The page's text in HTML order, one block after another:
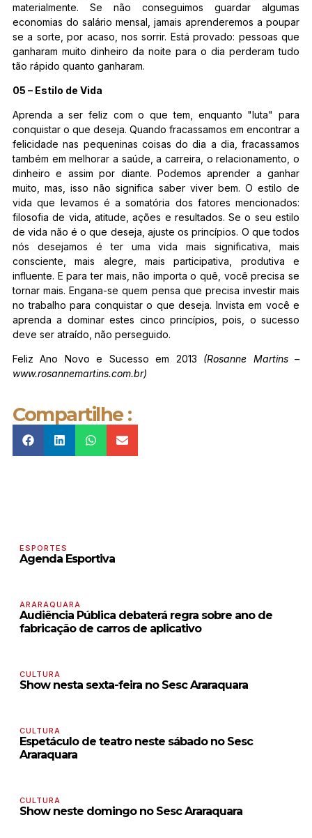
materialmente. Se não conseguimos guardar algumas
economias do salário mensal, jamais aprenderemos a poupar
se a sorte, por acaso, nos sorrir. Está provado: pessoas que
ganharam muito dinheiro da noite para o dia perderam tudo
tão rápido quanto ganharam.
05 – Estilo de Vida
Aprenda a ser feliz com o que tem, enquanto "luta" para
conquistar o que deseja. Quando fracassamos em encontrar a
felicidade nas pequeninas coisas do dia a dia, fracassamos
também em melhorar a saúde, a carreira, o relacionamento, o
dinheiro e assim por diante. Podemos aprender a ganhar
muito, mas, isso não significa saber viver bem. O estilo de
vida que levamos é a somatória dos fatores mencionados:
filosofia de vida, atitude, ações e resultados. Se o seu estilo
de vida não é o que deseja, ajuste os princípios. O que todos
nós desejamos é ter uma vida mais significativa, mais
consciente, mais alegre, mais participativa, produtiva e
influente. E para ter mais, não importa o quê, você precisa se
tornar mais. Engana-se quem pensa que precisa investir mais
no trabalho para conquistar o que deseja. Invista em você e
aprenda a dominar estes cinco princípios, pois, o sucesso
deve ser atraído, não perseguido.
Feliz Ano Novo e Sucesso em 2013 (Rosanne Martins –
www.rosannemartins.com.br)
Compartilhe :
ESPORTES
Agenda Esportiva
ARARAQUARA
Audiência Pública debaterá regra sobre ano de
fabricação de carros de aplicativo
CULTURA
Show nesta sexta-feira no Sesc Araraquara
CULTURA
Espetáculo de teatro neste sábado no Sesc
Araraquara
CULTURA
Show neste domingo no Sesc Araraquara